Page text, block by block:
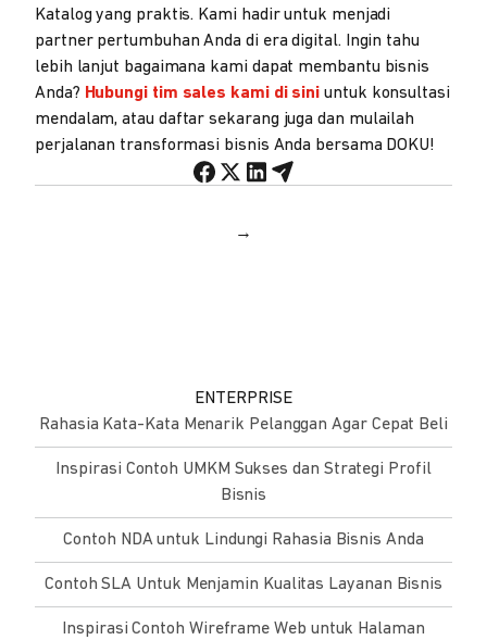
Katalog yang praktis. Kami hadir untuk menjadi
partner pertumbuhan Anda di era digital. Ingin tahu
lebih lanjut bagaimana kami dapat membantu bisnis
Anda? Hubungi tim sales kami di sini untuk konsultasi
mendalam, atau daftar sekarang juga dan mulailah
perjalanan transformasi bisnis Anda bersama DOKU!
→
ENTERPRISE
Rahasia Kata-Kata Menarik Pelanggan Agar Cepat Beli
Inspirasi Contoh UMKM Sukses dan Strategi Profil
Bisnis
Contoh NDA untuk Lindungi Rahasia Bisnis Anda
Contoh SLA Untuk Menjamin Kualitas Layanan Bisnis
Inspirasi Contoh Wireframe Web untuk Halaman